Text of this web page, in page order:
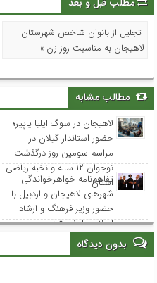
تجلیل از بانوان شاخص شهرستان
لاهیجان به مناسبت روز زن »
مطالب مشابه
لاهیجان در سوگ ایلیا یاپیر؛
حضور استاندار گیلان در
مراسم سومین روز درگذشت
نوجوان ۱۲ ساله و نخبه ریاضی
استان
تفاهم‌نامه خواهرخواندگی
شهرهای لاهیجان و اردبیل با
حضور وزیر فرهنگ و ارشاد
اسلامی امضا شد
بدون دیدگاه